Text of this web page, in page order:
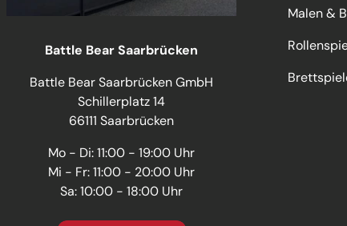
Battle Bear Saarbrücken
Battle Bear Saarbrücken GmbH
Schillerplatz 14
66111 Saarbrücken
Mo - Di: 11:00 - 19:00 Uhr
Mi - Fr: 11:00 - 20:00 Uhr
Sa: 10:00 - 18:00 Uhr
Malen &